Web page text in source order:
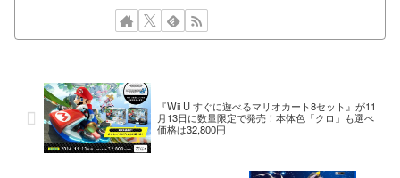
『Wii U すぐに遊べるマリオカート8セット』が11
月13日に数量限定で発売！本体色「クロ」も選べ
価格は32,800円